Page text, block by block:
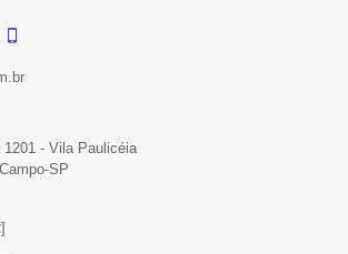
1201 - Vila Paulicéia
SP
]